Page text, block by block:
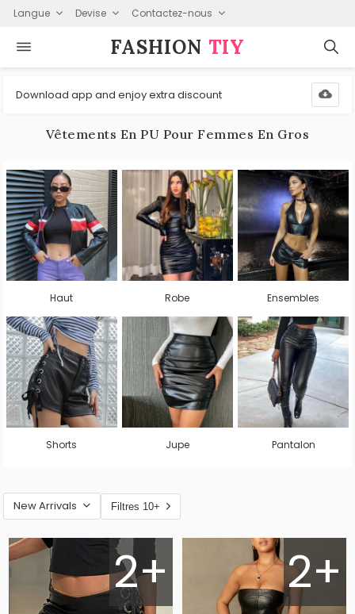
Langue Devise Contactez-nous
FASHION⁠ TIY
Download app and enjoy extra discount
Vêtements En PU Pour Femmes En Gros
Haut Robe Ensembles
Shorts Jupe Pantalon
New Arrivals Filtres 10+
2+ 2+